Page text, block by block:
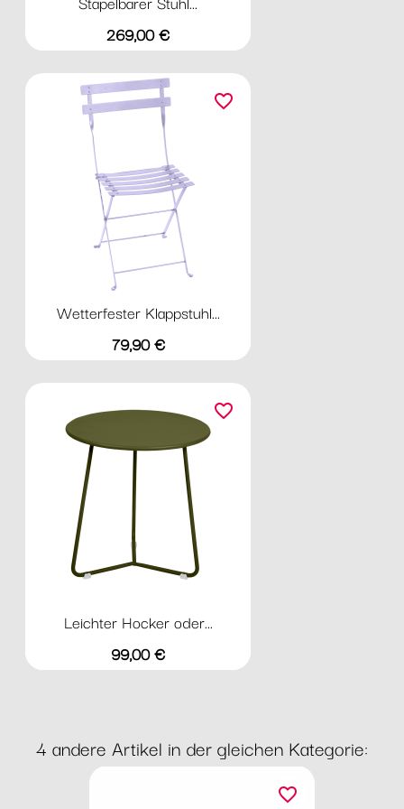
Preis
269,00 €
Wetterfester Klappstuhl...
Preis
79,90 €
favorite_border
Leichter Hocker oder...
Preis
99,00 €
favorite_border
4 andere Artikel in der gleichen Kategorie:
favorite_border